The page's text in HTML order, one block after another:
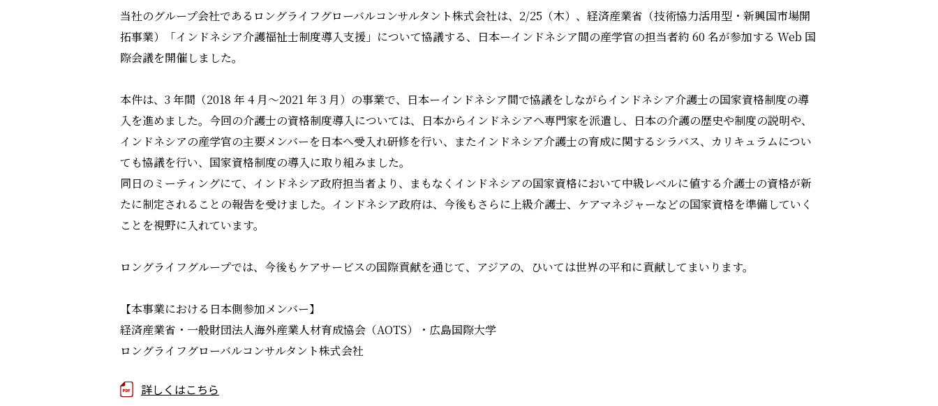
当社のグループ会社であるロングライフグローバルコンサルタント株式会社は、2/25（木）、経済産業省（技術協力活用型・新興国市場開
拓事業）「インドネシア介護福祉士制度導入支援」について協議する、日本ーインドネシア間の産学官の担当者約 60 名が参加する Web 国
際会議を開催しました。
本件は、3 年間（2018 年 4 月～2021 年 3 月）の事業で、日本ーインドネシア間で協議をしながらインドネシア介護士の国家資格制度の導
入を進めました。今回の介護士の資格制度導入については、日本からインドネシアへ専門家を派遣し、日本の介護の歴史や制度の説明や、
インドネシアの産学官の主要メンバーを日本へ受入れ研修を行い、またインドネシア介護士の育成に関するシラバス、カリキュラムについ
ても協議を行い、国家資格制度の導入に取り組みました。
同日のミーティングにて、インドネシア政府担当者より、まもなくインドネシアの国家資格において中級レベルに値する介護士の資格が新
たに制定されることの報告を受けました。インドネシア政府は、今後もさらに上級介護士、ケアマネジャーなどの国家資格を準備していく
ことを視野に入れています。
ロングライフグループでは、今後もケアサービスの国際貢献を通じて、アジアの、ひいては世界の平和に貢献してまいります。
【本事業における日本側参加メンバー】
経済産業省・一般財団法人海外産業人材育成協会（AOTS）・広島国際大学
ロングライフグローバルコンサルタント株式会社
詳しくはこちら